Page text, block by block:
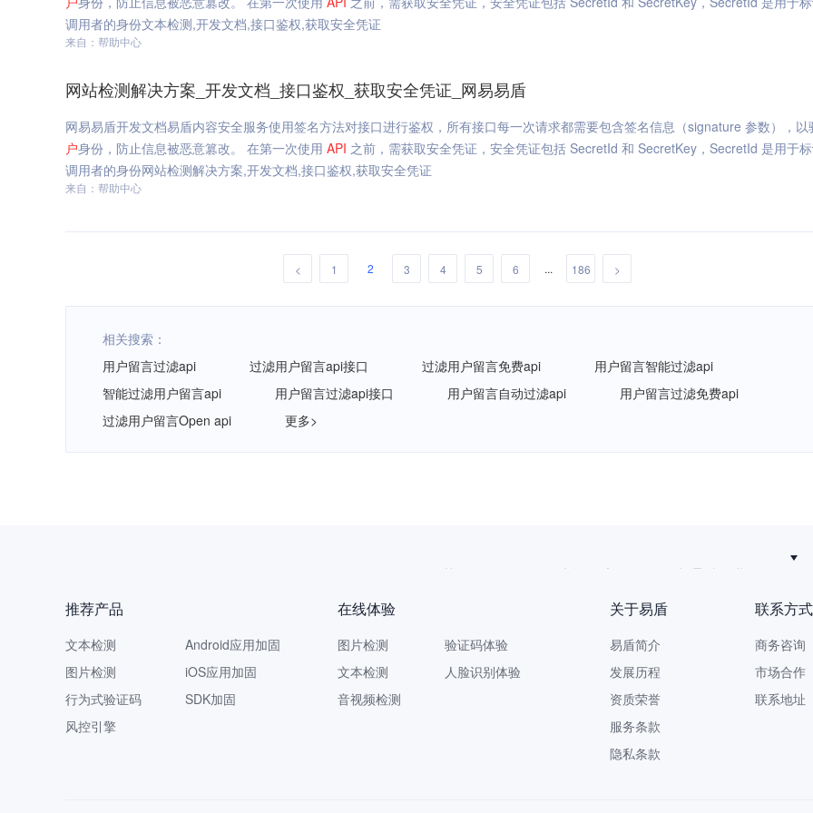
调用者的身份文本检测,开发文档,接口鉴权,获取安全凭证
来自：帮助中心
网站检测解决方案_开发文档_接口鉴权_获取安全凭证_网易易盾
网易易盾开发文档易盾内容安全服务使用签名方法对接口进行鉴权，所有接口每一次请求都需要包含签名信息（signature 参数），以
户身份，防止信息被恶意篡改。 在第一次使用 API 之前，需获取安全凭证，安全凭证包括 SecretId 和 SecretKey，SecretId 是用于
调用者的身份网站检测解决方案,开发文档,接口鉴权,获取安全凭证
来自：帮助中心
< 1 2 3 4 5 6 ... 186 >
相关搜索：
用户留言过滤api
过滤用户留言api接口 过滤用户留言免费api
用户留言智能过滤api
智能过滤用户留言api
用户留言过滤api接口 用户留言自动过滤api
用户留言过滤免费api
过滤用户留言Open api
更多>
推荐产品
文本检测
图片检测
行为式验证码
风控引擎
Android应用加固
iOS应用加固
SDK加固
在线体验
图片检测
文本检测
音视频检测
验证码体验
人脸识别体验
关于易盾
易盾简介
发展历程
资质荣誉
服务条款
隐私条款
联系方式
商务咨询
市场合作
联系地址